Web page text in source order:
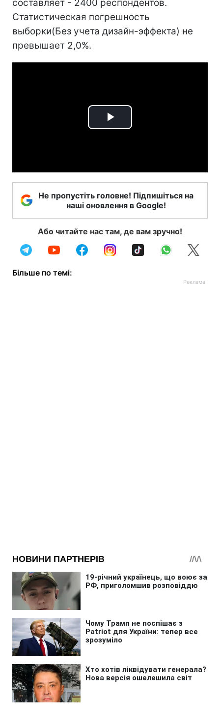
составляет - 2400 респондентов.
Статистическая погрешность
выборки(Без учета дизайн-эффекта) не
превышает 2,0%.
Play
Не пропустіть головне! Підпишіться на
наші оновлення в Google!
Або читайте нас там, де вам зручно!
Більше по темі: